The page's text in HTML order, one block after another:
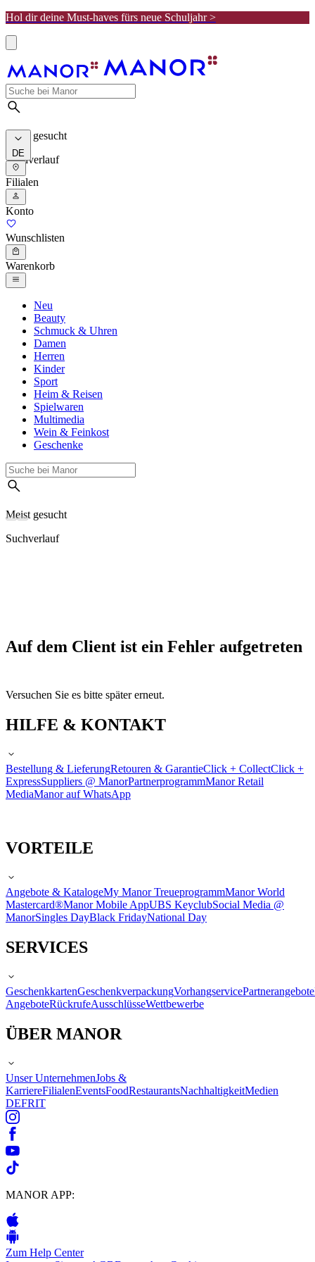
Hol dir deine Must-haves fürs neue Schuljahr >
Meist gesucht
Suchverlauf
DE
Filialen
Konto
Wunschlisten
Warenkorb
Neu
Beauty
Schmuck & Uhren
Damen
Herren
Kinder
Sport
Heim & Reisen
Spielwaren
Multimedia
Wein & Feinkost
Geschenke
Meist gesucht
Suchverlauf
Auf dem Client ist ein Fehler aufgetreten
Versuchen Sie es bitte später erneut.
HILFE & KONTAKT
Bestellung & LieferungRetouren & GarantieClick + CollectClick +
ExpressSuppliers @ ManorPartnerprogrammManor Retail
MediaManor auf WhatsApp
VORTEILE
Angebote & KatalogeMy Manor TreueprogrammManor World
Mastercard®Manor Mobile AppUBS KeyclubSocial Media @
ManorSingles DayBlack FridayNational Day
SERVICES
GeschenkkartenGeschenkverpackungVorhangservicePartnerangebote
AngeboteRückrufeAusschlüsseWettbewerbe
ÜBER MANOR
Unser UnternehmenJobs &
KarriereFilialenEventsFoodRestaurantsNachhaltigkeitMedien
DEFRIT
MANOR APP:
Zum Help Center